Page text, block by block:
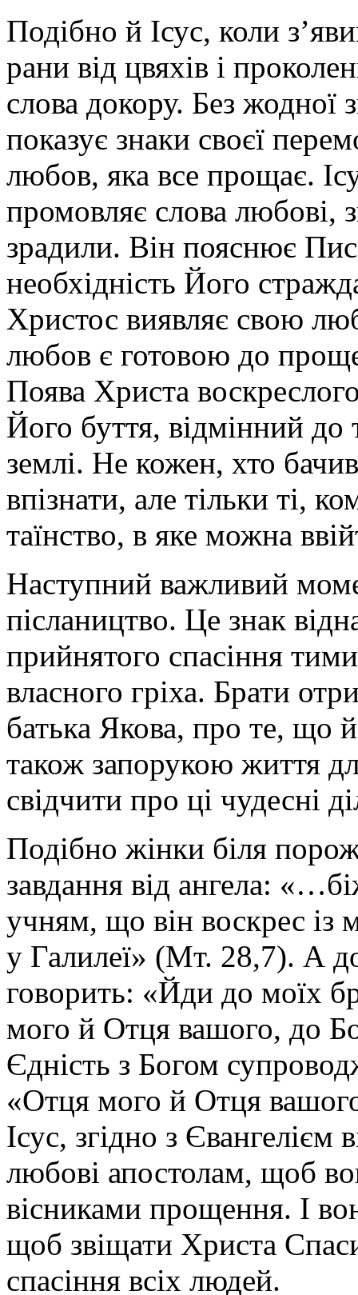
Подібно й Ісус, коли
рани від цвяхів і
слова докору. Без
показує знаки своєї
любов, яка все прощає.
промовляє слова любові,
зрадили. Він пояснює
необхідність Його
Христос виявляє свою
любов є готовою до
Поява Христа
Його буття, відмінний
землі. Не кожен, хто
впізнати, але тільки ті,
таїнство, в яке можна
Наступний важливий
післаництво. Це знак
прийнятого спасіння
власного гріха. Брати
батька Якова, про те, що
також запорукою життя
свідчити про ці чудесні
Подібно жінки біля
завдання від ангела:
учням, що він воскрес із
у Галилеї» (Мт. 28,7). А
говорить: «Йди до моїх
мого й Отця вашого, до
Єдність з Богом
«Отця мого й Отця
Ісус, згідно з
любові апостолам, щоб
вісниками прощення. І
щоб звіщати Христа
спасіння всіх людей.